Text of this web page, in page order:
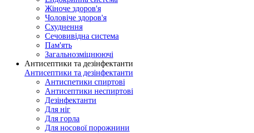
Жіноче здоров'я
Чоловіче здоров'я
Схуднення
Сечовивідна система
Пам'ять
Загальнозміцнюючі
Антисептики та дезінфектанти
Антисептики та дезінфектанти
Антиспетики спиртові
Антисептики неспиртові
Дезінфектанти
Для ніг
Для горла
Для носової порожнини